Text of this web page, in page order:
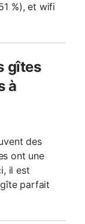
%), et wifi
gîtes
à
des
ont une
il est
parfait